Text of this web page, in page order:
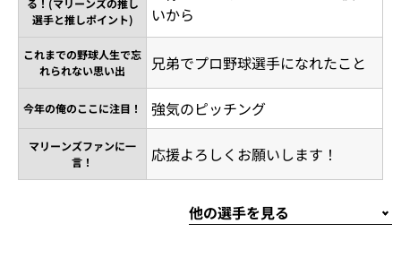
選手と推しポイント)
いから
これまでの野球人生で忘
れられない思い出
兄弟でプロ野球選手になれたこと
今年の俺のここに注目！ 強気のピッチング
マリーンズファンに一
言！
応援よろしくお願いします！